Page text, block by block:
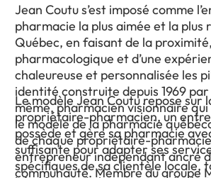
Jean Coutu s’est imposé comme
pharmacie la plus aimée et la plus
Québec, en faisant de la
pharmacologique et d’une
chaleureuse et personnalisée les
identité construite depuis 1969
même, pharmacien visionnaire
le modèle de la pharmacie
de chaque propriétaire-
entrepreneur indépendant ancré
communauté. Membre du groupe
Le modèle Jean Coutu repose sur
propriétaire-pharmacien, un
possède et gère sa pharmacie
suffisante pour adapter ses
spécifiques de sa clientèle locale,